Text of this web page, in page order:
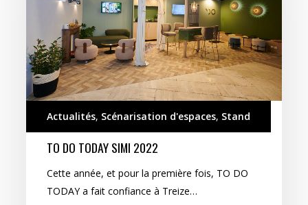
Actualités, Scénarisation d'espaces, Stand
TO DO TODAY SIMI 2022
Cette année, et pour la première fois, TO DO
TODAY a fait confiance à Treize…